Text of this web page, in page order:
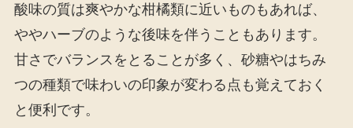
酸味の質は爽やかな柑橘類に近いものもあれば、
ややハーブのような後味を伴うこともあります。
甘さでバランスをとることが多く、砂糖やはちみ
つの種類で味わいの印象が変わる点も覚えておく
と便利です。